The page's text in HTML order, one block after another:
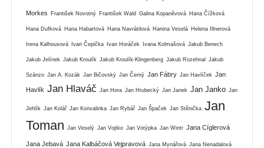
Morkes František Novotný František Wald Galina Kopaněvová Hana Čížková
Hana Dufková Hana Habartová Hana Navrátilová Hanina Veselá Helena Illnerová
Irena Kalhousová Ivan Čepička Ivan Horáček Ivana Kolmašová Jakub Benech
Jakub Jelínek Jakub Kroulík Jakub Kroulík-Klingenberg Jakub Rozehnal Jakub
Szánzo Jan A. Kozák Jan Bičovský Jan Černý Jan Fábry Jan Havlíček Jan
Havlík Jan Hlaváč Jan Hora Jan Hrubecký Jan Janek Jan Janko Jan
Jehlík Jan Kolář Jan Konvalinka Jan Rybář Jan Špaček Jan Stěnička Jan
Toman
Jan Veselý Jan Vojtko Jan Votýpka Jan Wintr Jana Cíglerová
Jana Jebavá Jana Kalbáčová Vejpravová Jana Mynářová Jana Nenadalová